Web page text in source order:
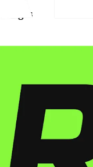
nages
épreuves